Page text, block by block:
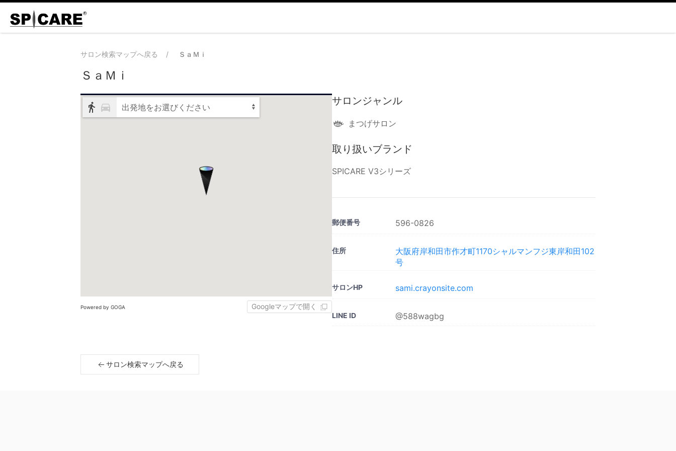
サロン検索マップへ戻る ＳａＭｉ
ＳａＭｉ
出発地をお選びください
Powered by GOGA Googleマップで開く
サロンジャンル
まつげサロン
取り扱いブランド
SPICARE V3シリーズ
郵便番号 596-0826
住所
大阪府岸和田市作才町1170シャルマンフジ東岸和田102
号
サロンHP sami.crayonsite.com
LINE ID @588wagbg
サロン検索マップへ戻る